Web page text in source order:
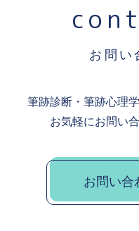
お問い
筆跡診断・筆跡心理
お気軽にお問い
お問い合